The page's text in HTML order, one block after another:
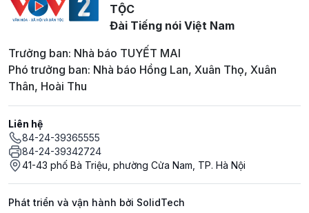
TỘC
Đài Tiếng nói Việt Nam
Trưởng ban: Nhà báo TUYẾT MAI
Phó trưởng ban: Nhà báo Hồng Lan, Xuân Thọ, Xuân
Thân, Hoài Thu
Liên hệ
84-24-39365555
84-24-39342724
41-43 phố Bà Triệu, phường Cửa Nam, TP. Hà Nội
Phát triển và vận hành bởi SolidTech